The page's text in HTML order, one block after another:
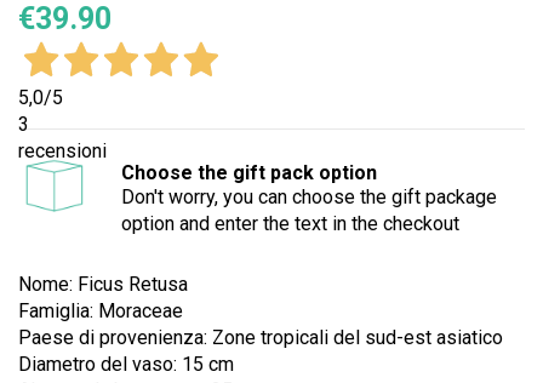
€39.90
5,0/5
3
recensioni
Choose the gift pack option
Don't worry, you can choose the gift package
option and enter the text in the checkout
Nome: Ficus Retusa
Famiglia: Moraceae
Paese di provenienza: Zone tropicali del sud-est asiatico
Diametro del vaso: 15 cm